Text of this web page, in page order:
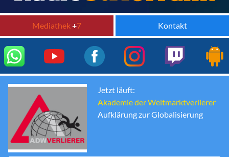
Mediathek+7 Kontakt
Jetzt läuft:
Akademie der Weltmarktverlierer
Aufklärung zur Globalisierung